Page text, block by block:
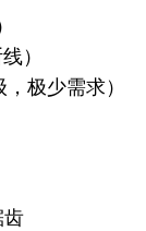
）
极少需求）
齿